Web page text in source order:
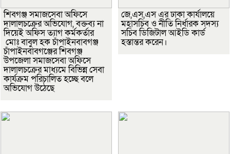
শিবগঞ্জ সমাজসেবা অফিসে
দালালচক্রের অভিযোগ, বক্তব্য না
দিয়েই অফিস ত্যাগ কর্মকর্তার
মোঃ বাবুল হক চাঁপাইনবাবগঞ্জ
চাঁপাইনবাবগঞ্জের শিবগঞ্জ
উপজেলা সমাজসেবা অফিসে
দালালচক্রের মাধ্যমে বিভিন্ন সেবা
কার্যক্রম পরিচালিত হচ্ছে বলে
অভিযোগ উঠেছে
জে,এস,এস এর ঢাকা কার্যালয়ে
মহাসচিব ও নীতি নির্ধারক সদস্য
সচিব ডিজিটাল আইডি কার্ড
হস্তান্তর করেন।